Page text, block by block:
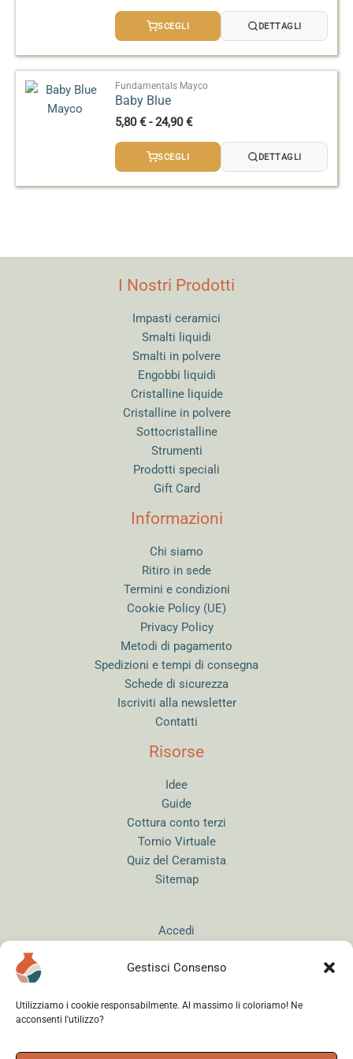
Gestisci Consenso
Utilizziamo i cookie responsabilmente. Al massimo li coloriamo! Ne
acconsenti l'utilizzo?
prezzo:
24,90 €
SCEGLI DETTAGLI
Fundamentals Mayco
Baby Blue
5,80€ - 24,90€Fascia
prezzo:
SCEGLI DETTAGLI
I Nostri Prodotti
Impasti ceramici
Smalti liquidi
Smalti in polvere
Engobbi liquidi
Cristalline liquide
Cristalline in polvere
Sottocristalline
Strumenti
Prodotti speciali
Gift Card
Informazioni
Chi siamo
Ritiro in sede
Termini e condizioni
Cookie Policy (UE)
Privacy Policy
Metodi di pagamento
Spedizioni e tempi di consegna
Schede di sicurezza
Iscriviti alla newsletter
Contatti
Risorse
Idee
Guide
Cottura conto terzi
Tornio Virtuale
Quiz del Ceramista
Sitemap
Accedi